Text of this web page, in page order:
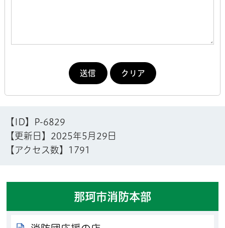
【ID】
P-6829
【更新日】 2025年5月29日
【アクセス数】
1791
那珂市消防本部